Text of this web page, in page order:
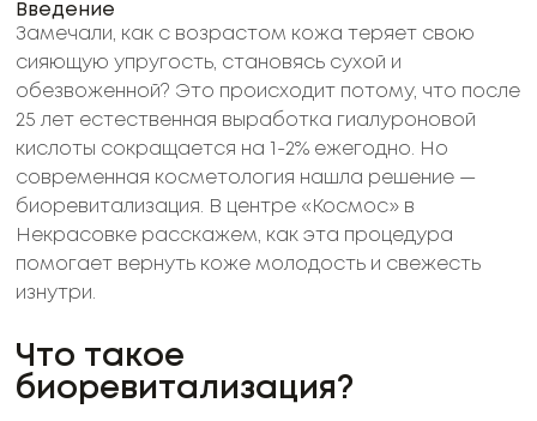
Введение
Замечали, как с возрастом кожа теряет свою
сияющую упругость, становясь сухой и
обезвоженной? Это происходит потому, что после
25 лет естественная выработка гиалуроновой
кислоты сокращается на 1-2% ежегодно. Но
современная косметология нашла решение —
биоревитализация. В центре «Космос» в
Некрасовке расскажем, как эта процедура
помогает вернуть коже молодость и свежесть
изнутри.
Что такое
биоревитализация?